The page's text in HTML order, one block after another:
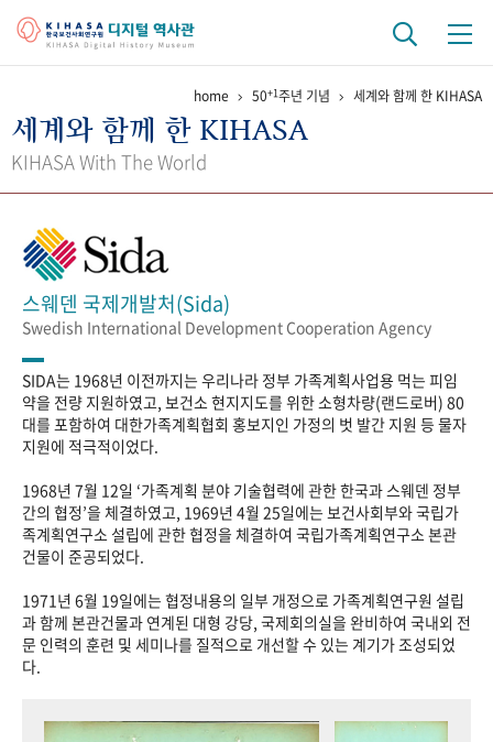
걸어온 길 기관 변천사 역대 기관장
정책과 연구 키워드로 보는 연구 역사
간행물 변천사
기록물 아카이브
사진 아카이브 문서 기록물 행정박물 영상 기록물
성과 50선 숫자로 보는 50년 50+1주년 광장
세계와 함께 한 KIHASA
VR 역사관
home 50+1주년 기념 세계와 함께 한 KIHASA
세계와 함께 한 KIHASA
KIHASA With The World
스웨덴 국제개발처(Sida)
Swedish International Development Cooperation Agency
SIDA는 1968년 이전까지는 우리나라 정부 가족계획사업용 먹는 피임
약을 전량 지원하였고, 보건소 현지지도를 위한 소형차량(랜드로버) 80
대를 포함하여 대한가족계획협회 홍보지인 가정의 벗 발간 지원 등 물자
지원에 적극적이었다.
1968년 7월 12일 ‘가족계획 분야 기술협력에 관한 한국과 스웨덴 정부
간의 협정’을 체결하였고, 1969년 4월 25일에는 보건사회부와 국립가
족계획연구소 설립에 관한 협정을 체결하여 국립가족계획연구소 본관
건물이 준공되었다.
1971년 6월 19일에는 협정내용의 일부 개정으로 가족계획연구원 설립
과 함께 본관건물과 연계된 대형 강당, 국제회의실을 완비하여 국내외 전
문 인력의 훈련 및 세미나를 질적으로 개선할 수 있는 계기가 조성되었
다.